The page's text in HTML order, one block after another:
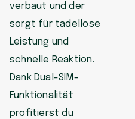
verbaut und der
sorgt für tadellose
Leistung und
schnelle Reaktion.
Dank Dual-SIM-
Funktionalität
profitierst du